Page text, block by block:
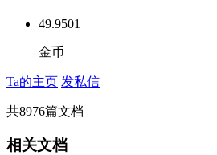
49.9501
金币
Ta的主页 发私信
共8976篇文档
相关文档